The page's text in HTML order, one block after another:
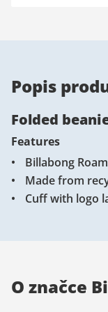
Popis
Folded
Features
Billabong
Made from
Cuff with logo
O značce